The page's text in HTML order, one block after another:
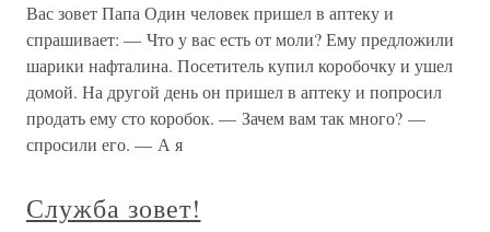
Вас зовет Папа Один человек пришел в аптеку и
спрашивает: — Что у вас есть от моли? Ему предложили
шарики нафталина. Посетитель купил коробочку и ушел
домой. На другой день он пришел в аптеку и попросил
продать ему сто коробок. — Зачем вам так много? —
спросили его. — А я
Служба зовет!